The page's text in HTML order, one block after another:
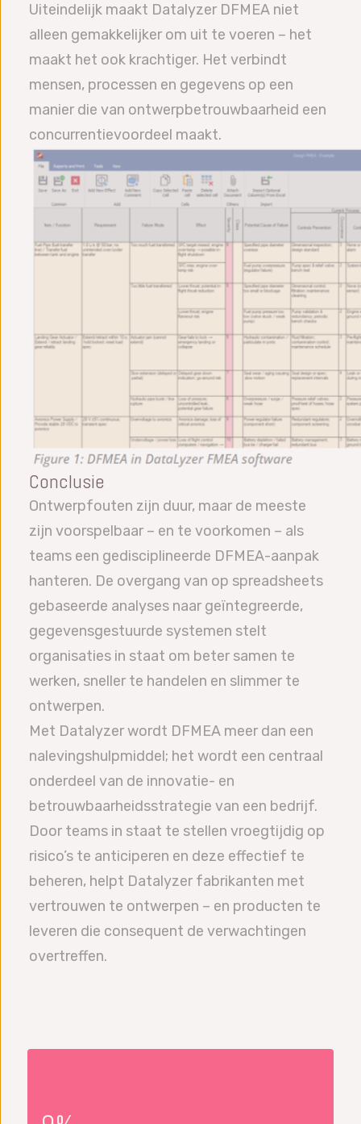
Uiteindelijk maakt Datalyzer DFMEA niet
alleen gemakkelijker om uit te voeren – het
maakt het ook krachtiger. Het verbindt
mensen, processen en gegevens op een
manier die van ontwerpbetrouwbaarheid een
concurrentievoordeel maakt.
Conclusie
Ontwerpfouten zijn duur, maar de meeste
zijn voorspelbaar – en te voorkomen – als
teams een gedisciplineerde DFMEA-aanpak
hanteren. De overgang van op spreadsheets
gebaseerde analyses naar geïntegreerde,
gegevensgestuurde systemen stelt
organisaties in staat om beter samen te
werken, sneller te handelen en slimmer te
ontwerpen.
Met Datalyzer wordt DFMEA meer dan een
nalevingshulpmiddel; het wordt een centraal
onderdeel van de innovatie- en
betrouwbaarheidsstrategie van een bedrijf.
Door teams in staat te stellen vroegtijdig op
risico’s te anticiperen en deze effectief te
beheren, helpt Datalyzer fabrikanten met
vertrouwen te ontwerpen – en producten te
leveren die consequent de verwachtingen
overtreffen.